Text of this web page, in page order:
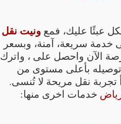
عبئًا عليك، فمع ونيت نقل
سريعة، آمنة، وبسعر
الآن واحصل على ، واترك
بأعلى مستوى من
تجربة نقل مريحة لا تُنسى.
خدمات اخرى منها: